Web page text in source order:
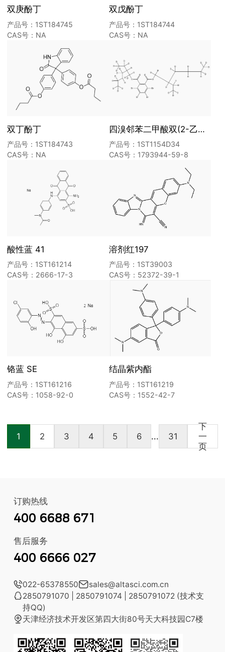
双庚酚丁
产品号：1ST184745
CAS号：NA
双戊酚丁
产品号：1ST184744
CAS号：NA
双丁酚丁
产品号：1ST184743
CAS号：NA
四溴邻苯二甲酸双(2-乙基己基)酯-D34
产品号：1ST1154D34
CAS号：1793944-59-8
酸性蓝 41
产品号：1ST161214
CAS号：2666-17-3
溶剂红197
产品号：1ST39003
CAS号：52372-39-1
铬蓝 SE
产品号：1ST161216
CAS号：1058-92-0
结晶紫内酯
产品号：1ST161219
CAS号：1552-42-7
1 2 3 4 5 6 ... 31
下
一
页
订购热线
400 6688 671
售后服务
400 6666 027
022-65378550sales@altasci.com.cn
2850791070 | 2850791074 | 2850791072 (技术支
持QQ)
天津经济技术开发区第四大街80号天大科技园C7楼